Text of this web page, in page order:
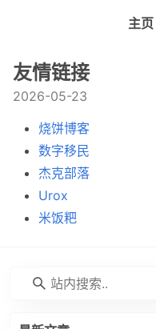
主页
友情链接
2026-05-23
烧饼博客
数字移民
杰克部落
Urox
米饭粑